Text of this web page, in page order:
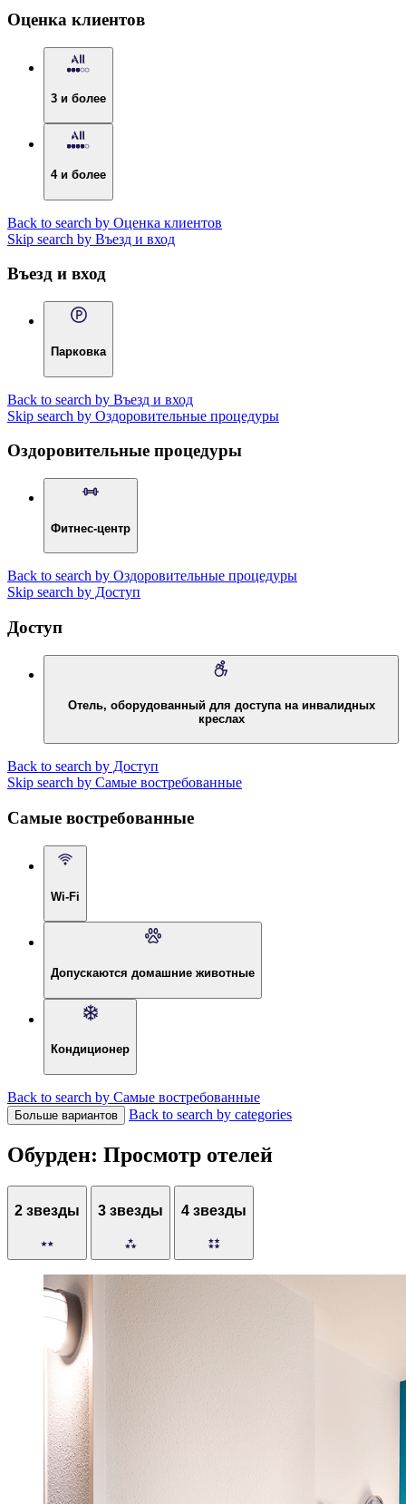
Оценка клиентов
3 и более
4 и более
Back to search by Оценка клиентов
Skip search by Въезд и вход
Въезд и вход
Парковка
Back to search by Въезд и вход
Skip search by Оздоровительные процедуры
Оздоровительные процедуры
Фитнес-центр
Back to search by Оздоровительные процедуры
Skip search by Доступ
Доступ
Отель, оборудованный для доступа на инвалидных
креслах
Back to search by Доступ
Skip search by Самые востребованные
Самые востребованные
Wi-Fi
Допускаются домашние животные
Кондиционер
Back to search by Самые востребованные
Больше вариантов Back to search by categories
Обурден: Просмотр отелей
2 звезды 3 звезды 4 звезды